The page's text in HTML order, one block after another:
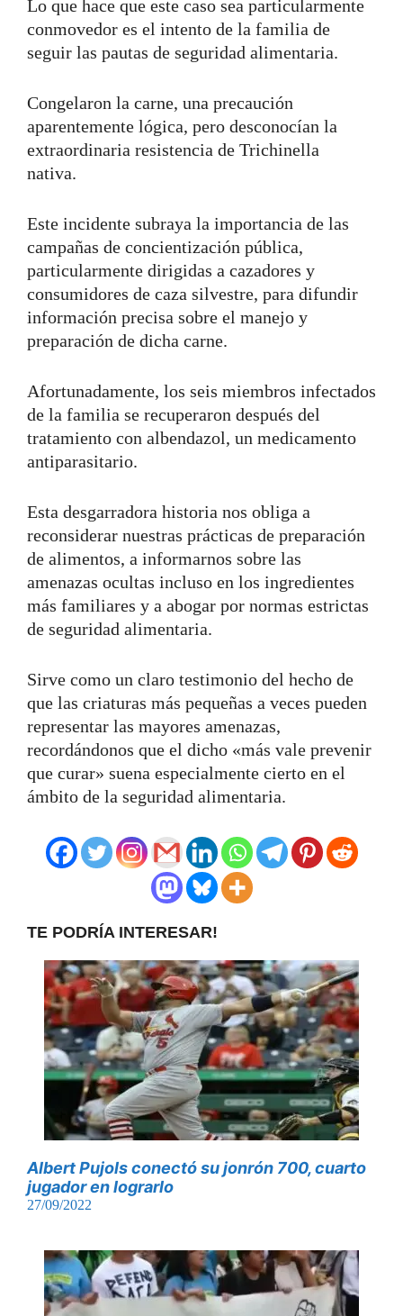
Lo que hace que este caso sea particularmente
conmovedor es el intento de la familia de
seguir las pautas de seguridad alimentaria.
Congelaron la carne, una precaución
aparentemente lógica, pero desconocían la
extraordinaria resistencia de Trichinella
nativa.
Este incidente subraya la importancia de las
campañas de concientización pública,
particularmente dirigidas a cazadores y
consumidores de caza silvestre, para difundir
información precisa sobre el manejo y
preparación de dicha carne.
Afortunadamente, los seis miembros infectados
de la familia se recuperaron después del
tratamiento con albendazol, un medicamento
antiparasitario.
Esta desgarradora historia nos obliga a
reconsiderar nuestras prácticas de preparación
de alimentos, a informarnos sobre las
amenazas ocultas incluso en los ingredientes
más familiares y a abogar por normas estrictas
de seguridad alimentaria.
Sirve como un claro testimonio del hecho de
que las criaturas más pequeñas a veces pueden
representar las mayores amenazas,
recordándonos que el dicho «más vale prevenir
que curar» suena especialmente cierto en el
ámbito de la seguridad alimentaria.
TE PODRÍA INTERESAR!
Albert Pujols conectó su jonrón 700, cuarto
jugador en lograrlo
27/09/2022